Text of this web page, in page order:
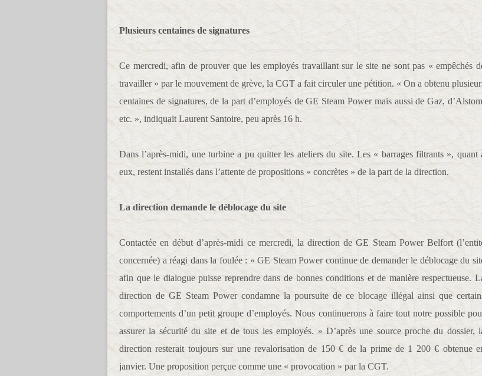
Plusieurs centaines de signatures
Ce mercredi, afin de prouver que les employés travaillant sur le site ne sont pas « empêchés
travailler » par le mouvement de grève, la CGT a fait circuler une pétition. « On a obtenu
centaines de signatures, de la part d’employés de GE Steam Power mais aussi de Gaz,
etc. », indiquait Laurent Santoire, peu après 16 h.
Dans l’après-midi, une turbine a pu quitter les ateliers du site. Les « barrages filtrants », quant
eux, restent installés dans l’attente de propositions « concrètes » de la part de la direction.
La direction demande le déblocage du site
Contactée en début d’après-midi ce mercredi, la direction de GE Steam Power Belfort
concernée) a réagi dans la foulée : « GE Steam Power continue de demander le déblocage du
afin que le dialogue puisse reprendre dans de bonnes conditions et de manière respectueuse.
direction de GE Steam Power condamne la poursuite de ce blocage illégal ainsi que
comportements d’un petit groupe d’employés. Nous continuerons à faire tout notre possible
assurer la sécurité du site et de tous les employés. » D’après une source proche du dossier,
direction resterait toujours sur une revalorisation de 150 € de la prime de 1 200 € obtenue
janvier. Une proposition perçue comme une « provocation » par la CGT.